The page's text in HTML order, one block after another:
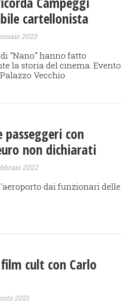
cartellonista
2023
"Nano" hanno fatto
la storia del cinema. Evento
Vecchio
passeggeri con
non dichiarati
2022
dai funzionari delle
film cult con Carlo
2021